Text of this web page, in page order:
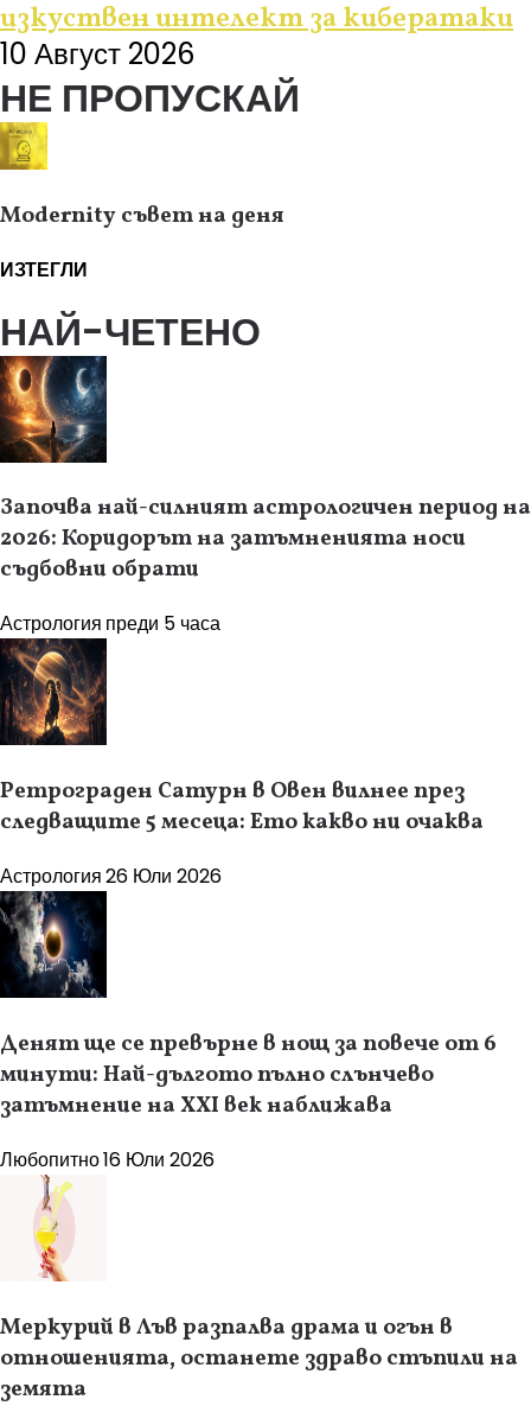
изкуствен интелект за кибератаки
10 Август 2026
НЕ ПРОПУСКАЙ
Modernity съвет на деня
ИЗТЕГЛИ
НАЙ-ЧЕТЕНО
Започва най-силният астрологичен период на
2026: Коридорът на затъмненията носи
съдбовни обрати
Астрология преди 5 часа
Ретрограден Сатурн в Овен вилнее през
следващите 5 месеца: Ето какво ни очаква
Астрология26 Юли 2026
Денят ще се превърне в нощ за повече от 6
минути: Най-дългото пълно слънчево
затъмнение на XXI век наближава
Любопитно16 Юли 2026
Меркурий в Лъв разпалва драма и огън в
отношенията, останете здраво стъпили на
земята